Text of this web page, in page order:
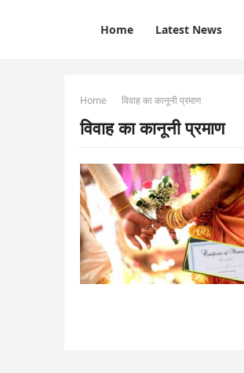
Home Latest News
Home विवाह का कानूनी प्रमाण
विवाह का कानूनी प्रमाण